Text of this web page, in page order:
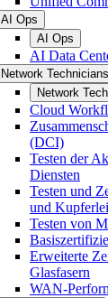
AI Ops
AI Ops
AI Data
Network Technicians
Network
Cloud
(DCI)
Testen der
Diensten
Testen und
und
Testen von
Erweiterte
Glasfasern
WAN-